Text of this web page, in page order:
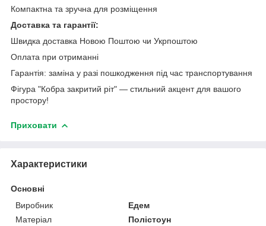
Компактна та зручна для розміщення
Доставка та гарантії:
Швидка доставка Новою Поштою чи Укрпоштою
Оплата при отриманні
Гарантія: заміна у разі пошкодження під час транспортування
Фігура "Кобра закритий ріт" — стильний акцент для вашого
простору!
Приховати
Характеристики
Основні
Виробник
Едем
Матеріал
Полістоун